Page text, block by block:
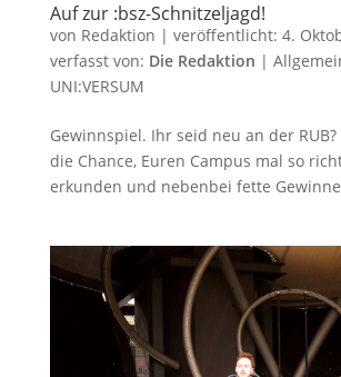
Auf zur :bsz-Schnitzeljagd!
von Redaktion | veröffentlicht: 4.
verfasst von: Die Redaktion |
UNI:VERSUM
Gewinnspiel. Ihr seid neu an der
die Chance, Euren Campus mal so
erkunden und nebenbei fette